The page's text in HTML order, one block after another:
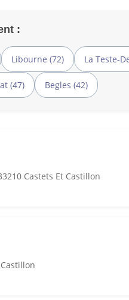
:
Libourne (72) La Teste-
(47) Begles (42)
Castets Et Castillon